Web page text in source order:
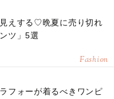
えする♡晩夏に売り切れ
ツ」5選
Fashion
フォーが着るべきワンピ